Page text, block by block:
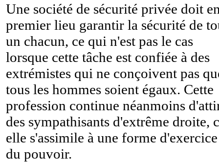
Une société de sécurité privée doit
premier lieu garantir la sécurité de
un chacun, ce qui n'est pas le cas
lorsque cette tâche est confiée à des
extrémistes qui ne conçoivent pas
tous les hommes soient égaux. Cette
profession continue néanmoins
des sympathisants d'extrême droite,
elle s'assimile à une forme d'exercice
du pouvoir.